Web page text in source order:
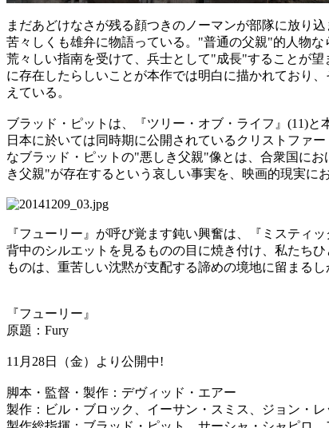
まだあどけなさが残る顔つきのノーマンが部隊に放り
苦々しくも雄弁に物語っている。"普通の父親"的人物
荒々しい指南を受けて、兵士として"成長"することが
に存在したらしいことが本作では明白に描かれており
えている 。
ブラッド・ピットは、『ツリー・オブ・ライフ』(11)
日本に於いては同時期に公開されているクリストファ
なブラッド・ピットの"悪しき父親"像とは、合衆国に
き父親"が存在するという哀しい事実を、映画的現実に
『フューリー』が呼び覚ます鈍い興奮は、『ミスティ
背中のシルエットを見るものの目に焼き付け、私たち
ものは、重苦しい沈黙が支配する諦めの境地に留まる
『フューリー』
原題：Fury
11月28日（金）より公開中!
脚本・監督・製作：デヴィッド・エアー
製作：ビル・ブロック、イーサン・スミス、ジョン・レ